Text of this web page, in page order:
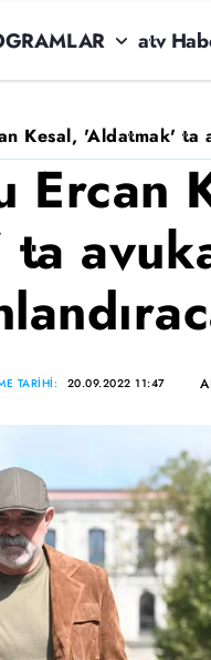
atv
Kesal, 'Aldatmak' ta
Ercan
TARİHİ: 20.09.2022 11:47